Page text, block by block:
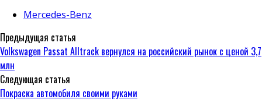
Mercedes-Benz
Предыдущая статья
Volkswagen Passat Alltrack вернулся на российский рынок с ценой 3,7
млн
Следующая статья
Покраска автомобиля своими руками